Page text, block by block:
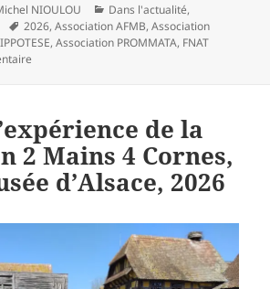
NIOULOU Catégories
Dans l'actualité,
Mots-
clés
2026,Association AFMB,Association
,Association PROMMATA, FNAT
de la
2 Mains 4 Cornes,
d’Alsace, 2026